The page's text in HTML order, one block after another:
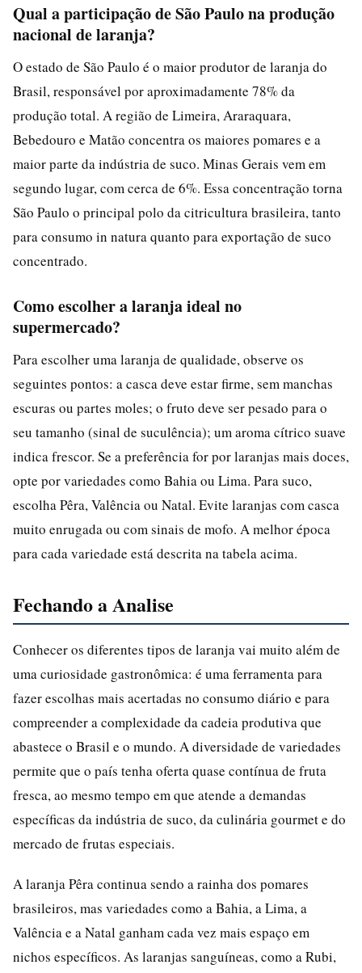
Qual a participação de São Paulo na produção
nacional de laranja?
O estado de São Paulo é o maior produtor de laranja do
Brasil, responsável por aproximadamente 78% da
produção total. A região de Limeira, Araraquara,
Bebedouro e Matão concentra os maiores pomares e a
maior parte da indústria de suco. Minas Gerais vem em
segundo lugar, com cerca de 6%. Essa concentração torna
São Paulo o principal polo da citricultura brasileira, tanto
para consumo in natura quanto para exportação de suco
concentrado.
Como escolher a laranja ideal no
supermercado?
Para escolher uma laranja de qualidade, observe os
seguintes pontos: a casca deve estar firme, sem manchas
escuras ou partes moles; o fruto deve ser pesado para o
seu tamanho (sinal de suculência); um aroma cítrico suave
indica frescor. Se a preferência for por laranjas mais doces,
opte por variedades como Bahia ou Lima. Para suco,
escolha Pêra, Valência ou Natal. Evite laranjas com casca
muito enrugada ou com sinais de mofo. A melhor época
para cada variedade está descrita na tabela acima.
Fechando a Analise
Conhecer os diferentes tipos de laranja vai muito além de
uma curiosidade gastronômica: é uma ferramenta para
fazer escolhas mais acertadas no consumo diário e para
compreender a complexidade da cadeia produtiva que
abastece o Brasil e o mundo. A diversidade de variedades
permite que o país tenha oferta quase contínua de fruta
fresca, ao mesmo tempo em que atende a demandas
específicas da indústria de suco, da culinária gourmet e do
mercado de frutas especiais.
A laranja Pêra continua sendo a rainha dos pomares
brasileiros, mas variedades como a Bahia, a Lima, a
Valência e a Natal ganham cada vez mais espaço em
nichos específicos. As laranjas sanguíneas, como a Rubi,